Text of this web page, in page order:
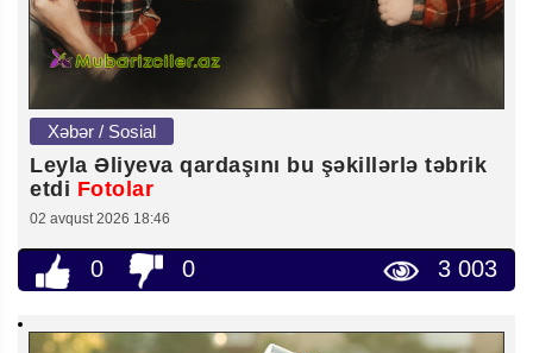
Xəbər / Sosial
Leyla Əliyeva qardaşını bu şəkillərlə təbrik
etdi Fotolar
02 avqust 2026 18:46
0 0 3 003